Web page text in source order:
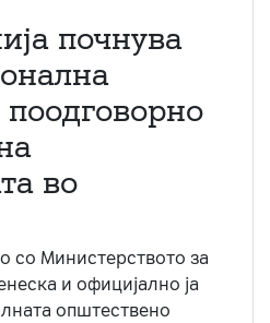
почнува
во
со Министерството за
и официјално ја
општествено